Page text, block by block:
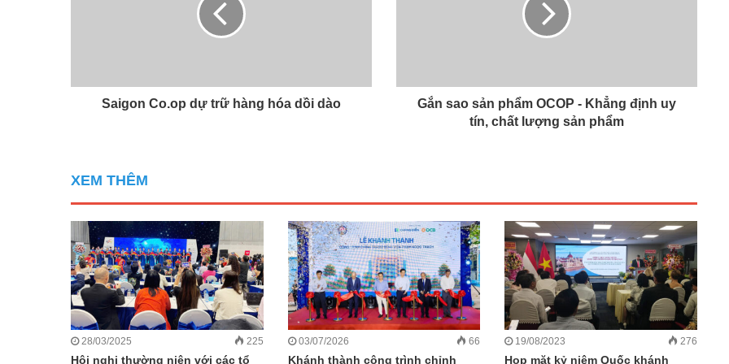
Saigon Co.op dự trữ hàng hóa dồi dào
Gắn sao sản phẩm OCOP - Khẳng định uy
tín, chất lượng sản phẩm
XEM THÊM
28/03/2025 225
Hội nghị thường niên với các tổ
03/07/2026 66
Khánh thành công trình chỉnh
19/08/2023 276
Họp mặt kỷ niệm Quốc khánh